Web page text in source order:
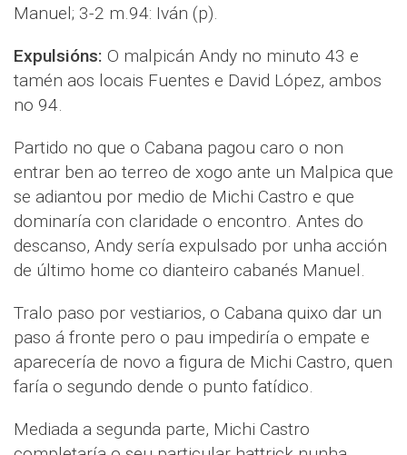
Manuel; 3-2 m.94: Iván (p).
Expulsións: O malpicán Andy no minuto 43 e
tamén aos locais Fuentes e David López, ambos
no 94.
Partido no que o Cabana pagou caro o non
entrar ben ao terreo de xogo ante un Malpica que
se adiantou por medio de Michi Castro e que
dominaría con claridade o encontro. Antes do
descanso, Andy sería expulsado por unha acción
de último home co dianteiro cabanés Manuel.
Tralo paso por vestiarios, o Cabana quixo dar un
paso á fronte pero o pau impediría o empate e
aparecería de novo a figura de Michi Castro, quen
faría o segundo dende o punto fatídico.
Mediada a segunda parte, Michi Castro